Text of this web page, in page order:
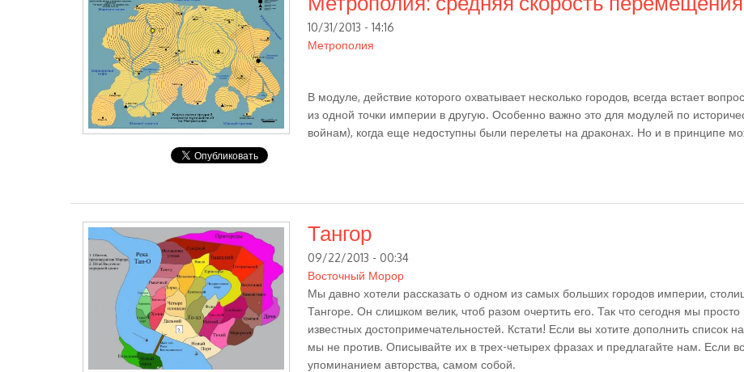
10/31/2013 - 14:16
Метрополия
В модуле, действие которого охватывает несколько городов, всегда встает
из одной точки империи в другую. Особенно важно это для модулей по
войнам), когда еще недоступны были перелеты на драконах. Но и в принципе
Тангор
09/22/2013 - 00:34
Восточный Морор
Мы давно хотели рассказать о одном из самых больших городов империи,
Тангоре. Он слишком велик, чтоб разом очертить его. Так что сегодня мы
известных достопримечательностей. Кстати! Если вы хотите дополнить список
мы не против. Описывайте их в трех-четырех фразах и предлагайте нам. Если
упоминанием авторства, самом собой.